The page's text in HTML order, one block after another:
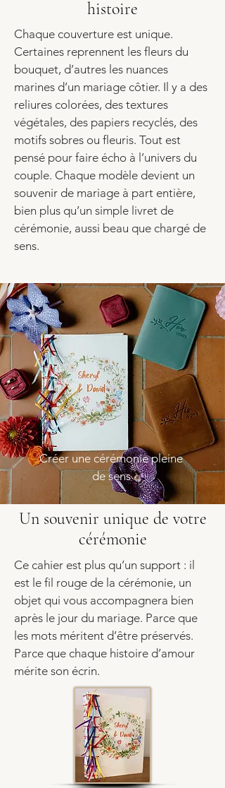
histoire
Chaque couverture est unique.
Certaines reprennent les fleurs du
bouquet, d’autres les nuances
marines d’un mariage côtier. Il y a des
reliures colorées, des textures
végétales, des papiers recyclés, des
motifs sobres ou fleuris. Tout est
pensé pour faire écho à l’univers du
couple. Chaque modèle devient un
souvenir de mariage à part entière,
bien plus qu’un simple livret de
cérémonie, aussi beau que chargé de
sens.
Créer une cérémonie pleine
de sens
Un souvenir unique de votre
cérémonie
Ce cahier est plus qu’un support : il
est le fil rouge de la cérémonie, un
objet qui vous accompagnera bien
après le jour du mariage. Parce que
les mots méritent d’être préservés.
Parce que chaque histoire d’amour
mérite son écrin.